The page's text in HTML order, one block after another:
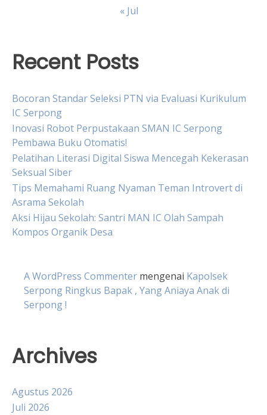
« Jul
Recent Posts
Bocoran Standar Seleksi PTN via Evaluasi Kurikulum
IC Serpong
Inovasi Robot Perpustakaan SMAN IC Serpong
Pembawa Buku Otomatis!
Pelatihan Literasi Digital Siswa Mencegah Kekerasan
Seksual Siber
Tips Memahami Ruang Nyaman Teman Introvert di
Asrama Sekolah
Aksi Hijau Sekolah: Santri MAN IC Olah Sampah
Kompos Organik Desa
A WordPress Commenter mengenai Kapolsek
Serpong Ringkus Bapak , Yang Aniaya Anak di
Serpong !
Archives
Agustus 2026
Juli 2026